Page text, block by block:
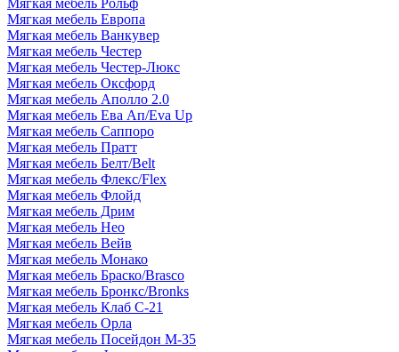
Мягкая мебель Рольф
Мягкая мебель Европа
Мягкая мебель Ванкувер
Мягкая мебель Честер
Мягкая мебель Честер-Люкс
Мягкая мебель Оксфорд
Мягкая мебель Аполло 2.0
Мягкая мебель Ева Ап/Eva Up
Мягкая мебель Саппоро
Мягкая мебель Пратт
Мягкая мебель Белт/Belt
Мягкая мебель Флекс/Flex
Мягкая мебель Флойд
Мягкая мебель Дрим
Мягкая мебель Нео
Мягкая мебель Вейв
Мягкая мебель Монако
Мягкая мебель Браско/Brasco
Мягкая мебель Бронкс/Bronks
Мягкая мебель Клаб С-21
Мягкая мебель Орла
Мягкая мебель Посейдон М-35